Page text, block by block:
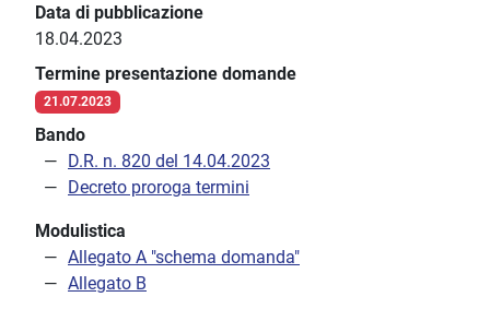
Data di pubblicazione
18.04.2023
Termine presentazione domande
21.07.2023
Bando
D.R. n. 820 del 14.04.2023
Decreto proroga termini
Modulistica
Allegato A "schema domanda"
Allegato B